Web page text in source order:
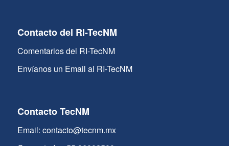
Contacto del RI-TecNM
Comentarios del RI-TecNM
Envíanos un Email al RI-TecNM
Contacto TecNM
Email: contacto@tecnm.mx